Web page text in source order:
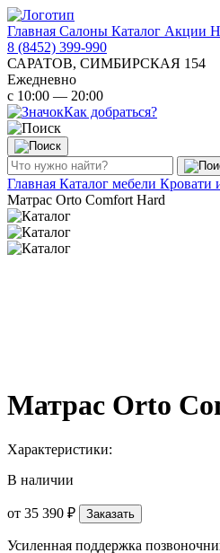
Главная Салоны Каталог Акции
8 (8452) 399-990
САРАТОВ, СИМБИРСКАЯ 154
Ежедневно
с 10:00 — 20:00
Как добраться?
Главная Каталог мебели Кровати
Матрас Orto Comfort Hard
Матрас Orto
Характеристики:
В наличии
от 35 390 ₽ Заказать
Усиленная поддержка